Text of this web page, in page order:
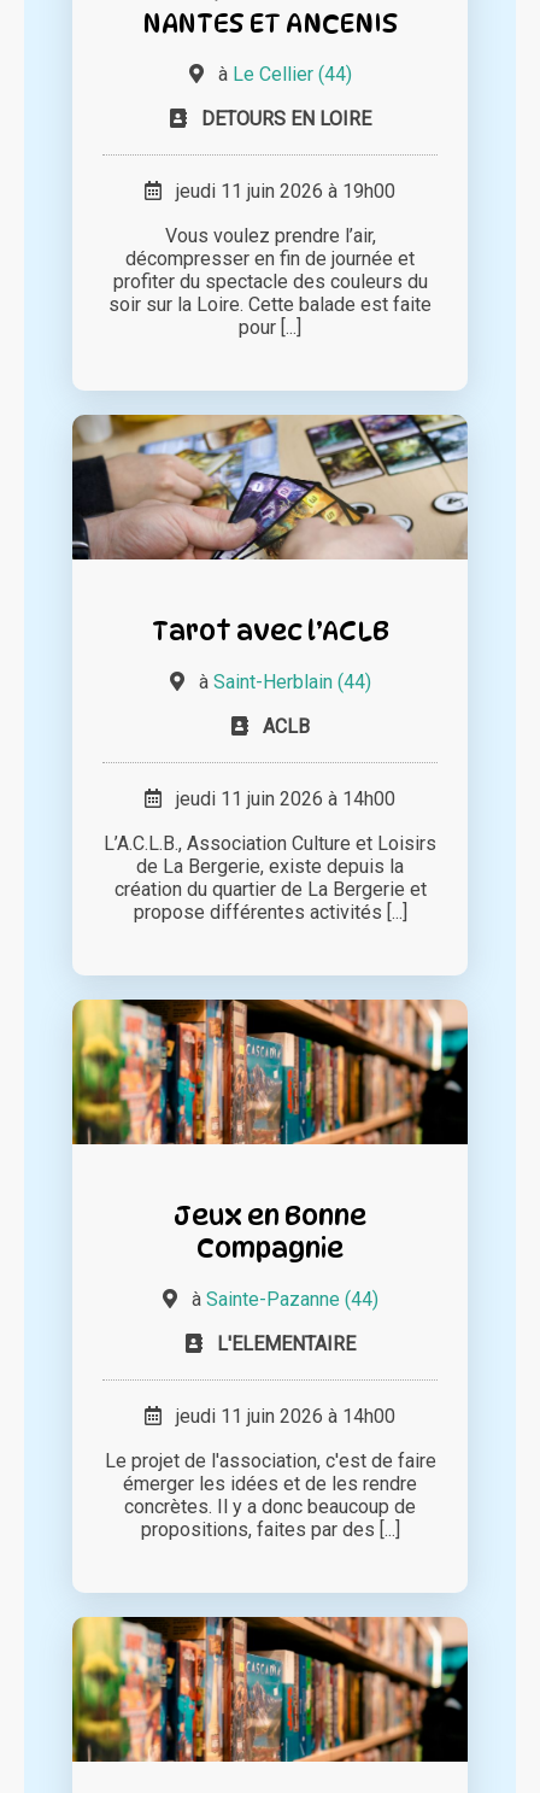
NANTES ET ANCENIS
à Le Cellier (44)
DETOURS EN LOIRE
jeudi 11 juin 2026 à 19h00
Vous voulez prendre l’air,
décompresser en fin de journée et
profiter du spectacle des couleurs du
soir sur la Loire. Cette balade est faite
pour [...]
Tarot avec l’ACLB
à Saint-Herblain (44)
ACLB
jeudi 11 juin 2026 à 14h00
L’A.C.L.B., Association Culture et Loisirs
de La Bergerie, existe depuis la
création du quartier de La Bergerie et
propose différentes activités [...]
Jeux en Bonne
Compagnie
à Sainte-Pazanne (44)
L'ELEMENTAIRE
jeudi 11 juin 2026 à 14h00
Le projet de l'association, c'est de faire
émerger les idées et de les rendre
concrètes. Il y a donc beaucoup de
propositions, faites par des [...]